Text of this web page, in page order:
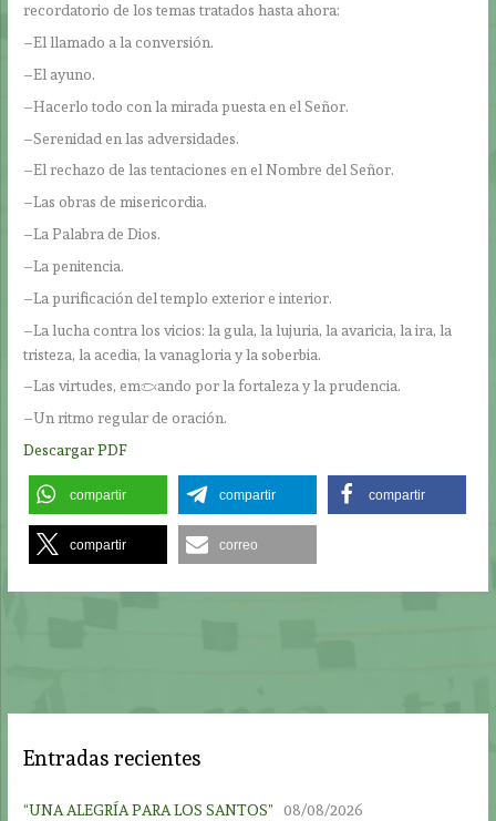
recordatorio de los temas tratados hasta ahora:
–El llamado a la conversión.
–El ayuno.
–Hacerlo todo con la mirada puesta en el Señor.
–Serenidad en las adversidades.
–El rechazo de las tentaciones en el Nombre del Señor.
–Las obras de misericordia.
–La Palabra de Dios.
–La penitencia.
–La purificación del templo exterior e interior.
–La lucha contra los vicios: la gula, la lujuria, la avaricia, la ira, la
tristeza, la acedia, la vanagloria y la soberbia.
–Las virtudes, empezando por la fortaleza y la prudencia.
–Un ritmo regular de oración.
Descargar PDF
compartir compartir compartir
compartir correo
Entradas recientes
“UNA ALEGRÍA PARA LOS SANTOS”
08/08/2026